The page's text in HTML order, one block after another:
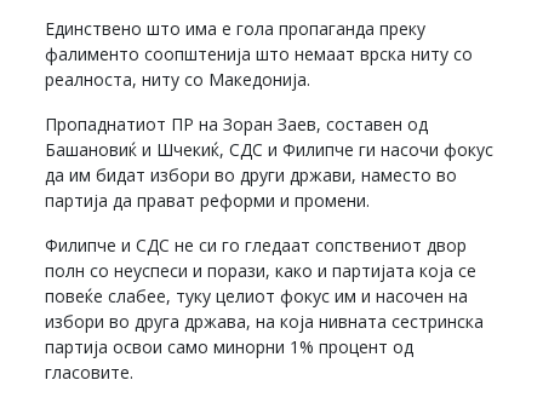
Единствено што има е гола пропаганда преку
фалименто соопштенија што немаат врска ниту со
реалноста, ниту со Македонија.
Пропаднатиот ПР на Зоран Заев, составен од
Башановиќ и Шчекиќ, СДС и Филипче ги насочи фокус
да им бидат избори во други држави, наместо во
партија да прават реформи и промени.
Филипче и СДС не си го гледаат сопствениот двор
полн со неуспеси и порази, како и партијата која се
повеќе слабее, туку целиот фокус им и насочен на
избори во друга држава, на која нивната сестринска
партија освои само минорни 1% процент од
гласовите.